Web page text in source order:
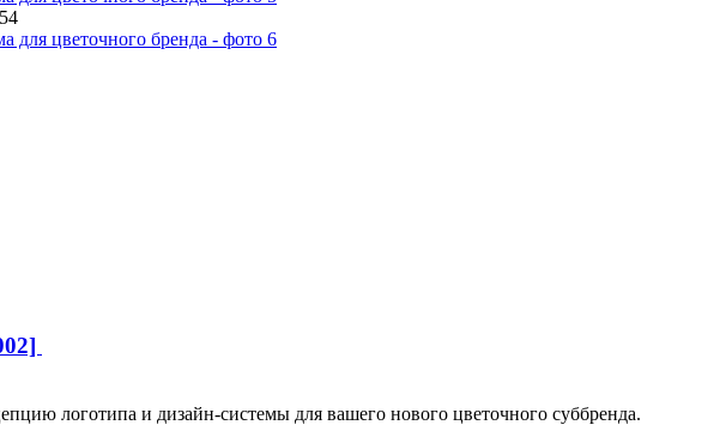
логотипа и дизайн-системы для вашего нового цветочного суббренда.